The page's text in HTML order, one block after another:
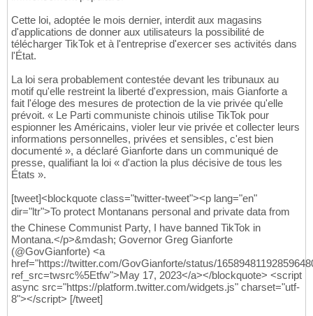
Cette loi, adoptée le mois dernier, interdit aux magasins
d'applications de donner aux utilisateurs la possibilité de
télécharger TikTok et à l'entreprise d'exercer ses activités dans
l'État.
La loi sera probablement contestée devant les tribunaux au
motif qu'elle restreint la liberté d'expression, mais Gianforte a
fait l'éloge des mesures de protection de la vie privée qu'elle
prévoit. « Le Parti communiste chinois utilise TikTok pour
espionner les Américains, violer leur vie privée et collecter leurs
informations personnelles, privées et sensibles, c'est bien
documenté », a déclaré Gianforte dans un communiqué de
presse, qualifiant la loi « d'action la plus décisive de tous les
États ».
[tweet]<blockquote class="twitter-tweet"><p lang="en"
dir="ltr">To protect Montanans personal and private data from
the Chinese Communist Party, I have banned TikTok in
Montana.</p>&mdash; Governor Greg Gianforte
(@GovGianforte) <a
href="https://twitter.com/GovGianforte/status/
ref_src=twsrc%5Etfw">May 17, 2023</a></blockquote> <script
async src="https://platform.twitter.com/widgets.js" charset="utf-
8"></script> [/tweet]